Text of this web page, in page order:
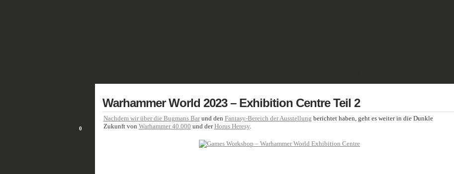
0
Warhammer World 2023 – Exhibition Centre Teil 2
Nachdem wir über die Bugmans Barund den Fantasy-Bereich der Ausstellung berichtet haben, geht es weiter in die Dunkle
Zukunft von Warhammer 40.000 und derHorus Heresy.